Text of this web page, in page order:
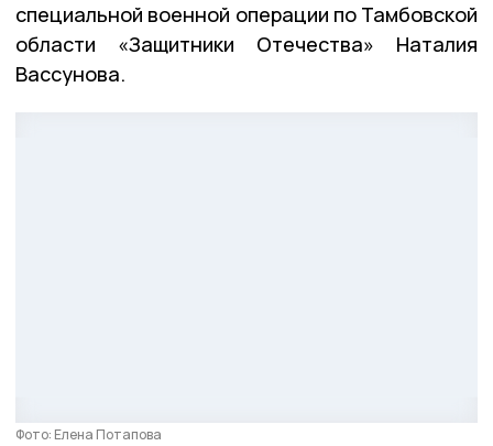
специальной военной операции по Тамбовской
области «Защитники Отечества» Наталия
Вассунова.
Фото: Елена Потапова